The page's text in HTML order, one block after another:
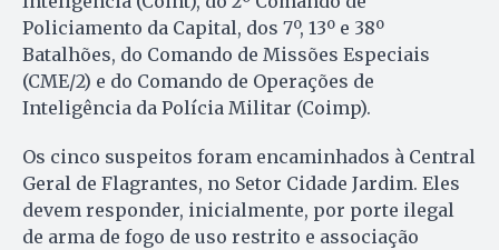
Policiamento da Capital, dos 7º, 13º e 38º
Batalhões, do Comando de Missões Especiais
(CME/2) e do Comando de Operações de
Inteligência da Polícia Militar (Coimp).
Os cinco suspeitos foram encaminhados à Central
Geral de Flagrantes, no Setor Cidade Jardim. Eles
devem responder, inicialmente, por porte ilegal
de arma de fogo de uso restrito e associação